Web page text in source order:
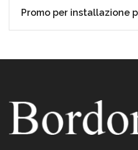
Promo per installazione